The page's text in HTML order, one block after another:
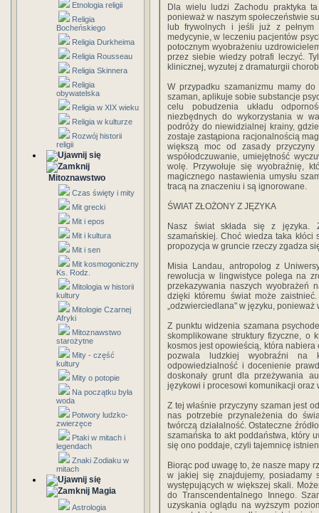
Etnologia religii
Religia
Bocheńskiego
Religia Durkheima
Religia Rousseau
Religia Skinnera
Religia
obywatelska
Religia w XIX wieku
Religia w kulturze
Rozwój historii
religii
Mitoznawstwo
Czas święty i mity
Mit grecki
Mit i epos
Mit i kultura
Mit i sen
Mit kosmogoniczny
Ks. Rodz.
Mitologia w historii
kultury
Mitologie Czarnej
Afryki
Mitoznawstwo
starożytne
Mity - część
kultury
Mity o potopie
Na początku była
woda
Potwory ludzko-
zwierzęce
Ptaki w mitach i
legendach
Znaki Zodiaku w
mitach
Magia
Astrologia
Dla wielu ludzi Zachodu praktyka
ponieważ w naszym społeczeństwie
lub frywolnych i jeśli już z pełnym
medycynie, w leczeniu pacjentów
potocznym wyobrażeniu
przez siebie wiedzy potrafi leczyć.
klinicznej, wyzutej z dramaturgii
W przypadku szamanizmu mamy
szaman, aplikuje sobie substancje
celu pobudzenia układu
niezbędnych do wykorzystania w
podróży do niewidzialnej krainy,
zostaje zastąpiona racjonalnością
większą moc od zasady
współodczuwanie, umiejętność
wolę. Przywołuje się wyobraźnię,
magicznego nastawienia umysłu
tracą na znaczeniu i są ignorowane.
ŚWIAT ZŁOŻONY Z JĘZYKA
Nasz świat składa się z języka.
szamańskiej. Choć wiedza taka
propozycja w gruncie rzeczy zgadza
Misia Landau, antropolog z
rewolucja w lingwistyce polega na
przekazywania naszych wyobrażeń
dzięki któremu świat może
„odzwierciedlana" w języku,
Z punktu widzenia szamana
skomplikowane struktury fizyczne, o
kosmos jest opowieścią, która
pozwala ludzkiej wyobraźni na
odpowiedzialność i docenienie
doskonały grunt dla przeżywania
językowi i procesowi komunikacji oraz
Z tej właśnie przyczyny szaman jest
nas potrzebie przynależenia do
twórczą działalność. Ostateczne
szamańska to akt poddaństwa, który
się ono poddaje, czyli tajemnicę
Biorąc pod uwagę to, że nasze mapy
w jakiej się znajdujemy, posiadamy
występujących w większej skali.
do Transcendentalnego Innego.
uzyskania oglądu na wyższym